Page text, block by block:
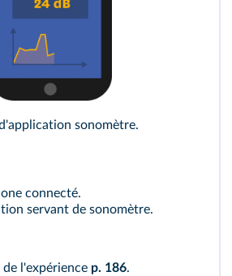
sonomètre.
connecté.
servant de sonomètre.
l'expérience p. 186.